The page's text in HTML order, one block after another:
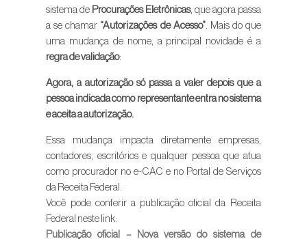
sistema de Procurações Eletrônicas, que agora passa
a se chamar “Autorizações de Acesso”. Mais do que
uma mudança de nome, a principal novidade é a
regra de validação:
Agora, a autorização só passa a valer depois que a
pessoa indicada como representante entra no sistema
e aceita a autorização.
Essa mudança impacta diretamente empresas,
contadores, escritórios e qualquer pessoa que atua
como procurador no e-CAC e no Portal de Serviços
da Receita Federal.
Você pode conferir a publicação oficial da Receita
Federal neste link:
Publicação oficial – Nova versão do sistema de